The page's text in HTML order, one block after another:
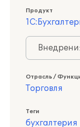
Продукт
Отрасль /
Торговля
Теги
бухгалтерия